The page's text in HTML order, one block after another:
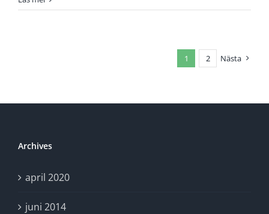
[begrepp
1 2 Nästa
Archives
april 2020
juni 2014